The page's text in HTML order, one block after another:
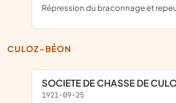
répression du braconnage et
CULOZ-BÉON
SOCIETE DE CHASSE DE
1921-09-25